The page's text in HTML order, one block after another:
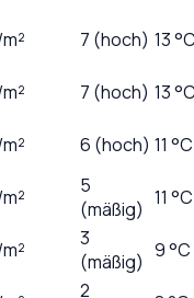
7 (hoch) 13
7 (hoch) 13
6 (hoch) 11 °C
5
(mäßig) 11 °C
3
(mäßig) 9 °C
2